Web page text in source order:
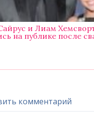
и Лиам
на публике после
комментарий